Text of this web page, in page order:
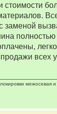
стоимости
заменой
полностью
всех
межосевая